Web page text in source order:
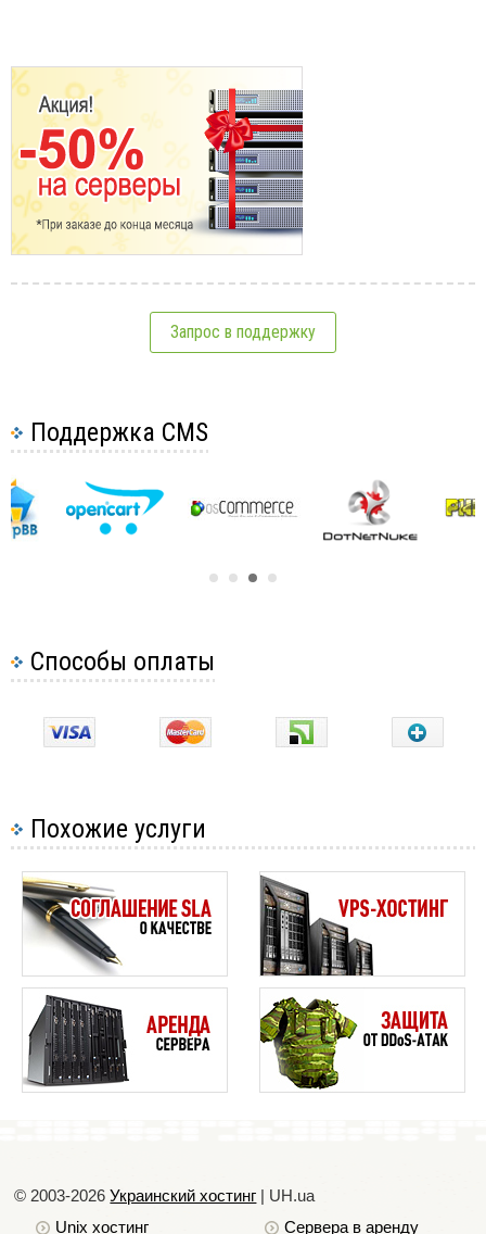
Запрос в поддержку
Поддержка CMS
Способы оплаты
Похожие услуги
© 2003-2026Украинский хостинг | UH.ua
Unix хостинг
Сервера в аренду